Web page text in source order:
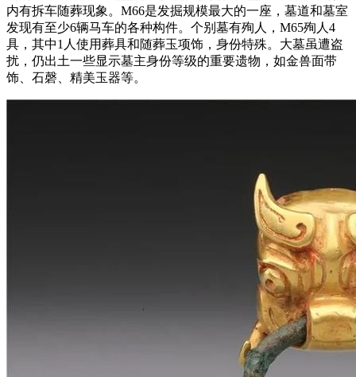
内有拆车随葬现象。M66是发掘规模最大的一座，墓道和墓室
发现有至少6辆马车的各种构件。个别墓有殉人，M65殉人4
具，其中1人使用葬具和随葬玉项饰，身份特殊。大墓虽遭盗
扰，仍出土一些显示墓主身份等级的重要遗物，如金兽面带
饰、石磬、精美玉器等。